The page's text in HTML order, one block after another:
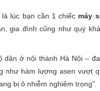
lúc bạn cần 1 chiếc máy
gia đình cũng như quý
dân ở nội thành Hà Nội –
như hàm lượng asen vượt
bị ô nhiễm nghiêm trọng”.